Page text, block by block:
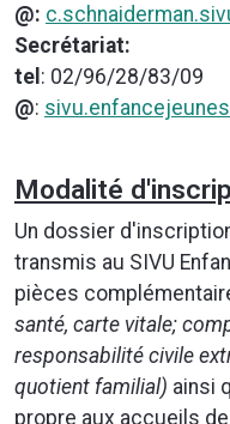
@:
Secrétariat:
tel : 02/96/28/83/09
@:
Modalité
Un dossier
transmis au SIVU
pièces
santé, carte vitale;
responsabilité civile
quotient familial) ainsi
propre aux accueils